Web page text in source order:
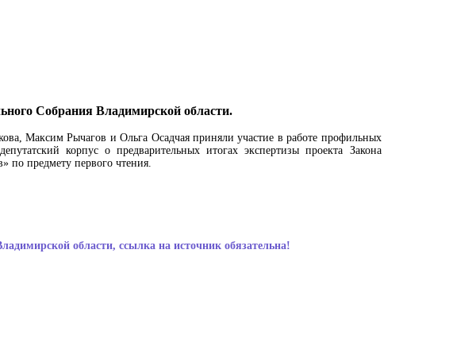
Собрания Владимирской области.
Максим Рычагов и Ольга Осадчая приняли участие в работе профильных
корпус о предварительных итогах экспертизы проекта Закона
по предмету первого чтения.
области, ссылка на источник обязательна!